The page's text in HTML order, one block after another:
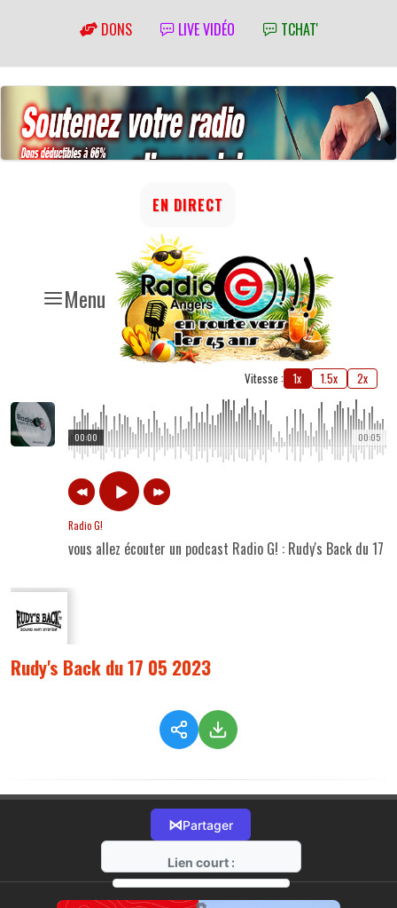
DONS LIVE VIDÉO TCHAT'
Menu
EN DIRECT
Vitesse : 1x 1.5x 2x
00:05
00:00
Radio G!
vous allez écouter un podcast Radio G! : Rudy's Back du 17
Rudy's Back du 17 05 2023
⋈Partager
Lien court :
https://radio-g.fr?11578